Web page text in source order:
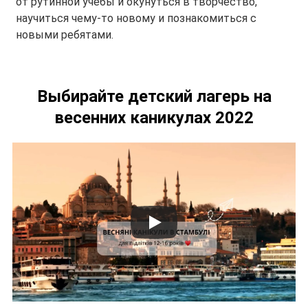
научиться чему-то новому и познакомиться с
новыми ребятами.
Выбирайте детский лагерь на
весенних каникулах 2022